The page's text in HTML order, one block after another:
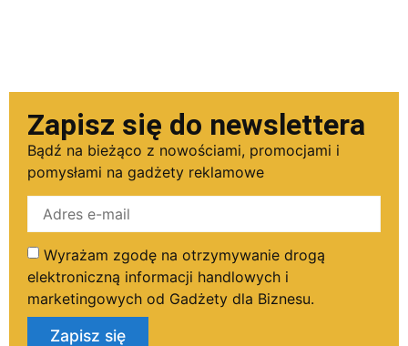
Zapisz się do newslettera
Bądź na bieżąco z nowościami, promocjami i
pomysłami na gadżety reklamowe
Wyrażam zgodę na otrzymywanie drogą
elektroniczną informacji handlowych i
marketingowych od Gadżety dla Biznesu.
Zapisz się